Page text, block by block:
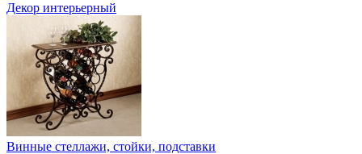
Декор интерьерный
Винные стеллажи, стойки, подставки